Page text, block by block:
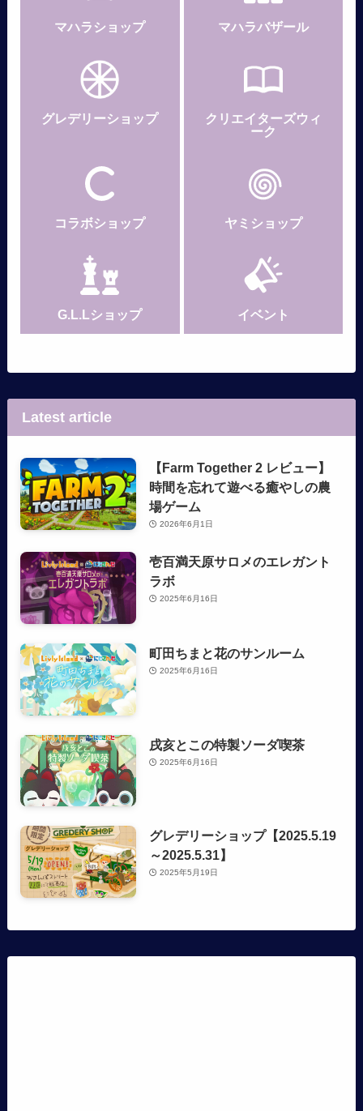
マハラショップ マハラバザール
グレデリーショップ
クリエイターズウィ
ーク
コラボショップ ヤミショップ
G.L.Lショップ イベント
Latest article
【Farm Together 2 レビュー】
時間を忘れて遊べる癒やしの農
場ゲーム
2026年6月1日
壱百満天原サロメのエレガント
ラボ
2025年6月16日
町田ちまと花のサンルーム
2025年6月16日
戌亥とこの特製ソーダ喫茶
2025年6月16日
グレデリーショップ【2025.5.19
～2025.5.31】
2025年5月19日